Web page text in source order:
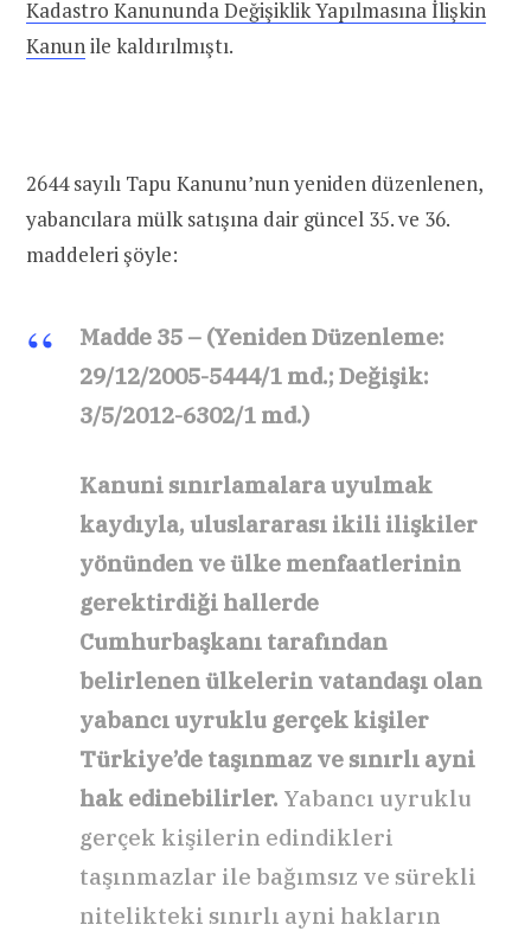
Kadastro Kanununda Değişiklik Yapılmasına İlişkin
Kanunile kaldırılmıştı.
2644 sayılı Tapu Kanunu’nun yeniden düzenlenen,
yabancılara mülk satışına dair güncel 35. ve 36.
maddeleri şöyle:
Madde 35 – (Yeniden Düzenleme:
29/12/2005-5444/1 md.; Değişik:
3/5/2012-6302/1 md.)
Kanuni sınırlamalara uyulmak
kaydıyla, uluslararası ikili ilişkiler
yönünden ve ülke menfaatlerinin
gerektirdiği hallerde
Cumhurbaşkanı tarafından
belirlenen ülkelerin vatandaşı olan
yabancı uyruklu gerçek kişiler
Türkiye’de taşınmaz ve sınırlı ayni
hak edinebilirler. Yabancı uyruklu
gerçek kişilerin edindikleri
taşınmazlar ile bağımsız ve sürekli
nitelikteki sınırlı ayni hakların